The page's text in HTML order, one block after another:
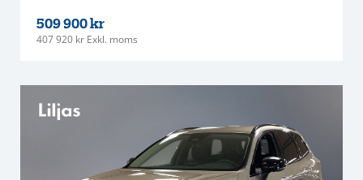
509 900 kr
407 920 kr Exkl. moms